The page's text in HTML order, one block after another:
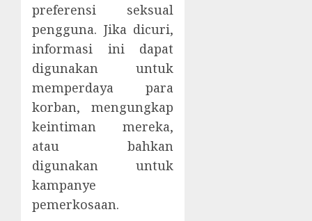
preferensi seksual
pengguna. Jika dicuri,
informasi ini dapat
digunakan untuk
memperdaya para
korban, mengungkap
keintiman mereka,
atau bahkan
digunakan untuk
kampanye
pemerkosaan.